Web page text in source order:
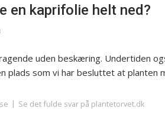
en kaprifolie helt ned?
uden beskæring. Undertiden
plads som vi har besluttet at planten
Se det fulde svar på plantetorvet.dk